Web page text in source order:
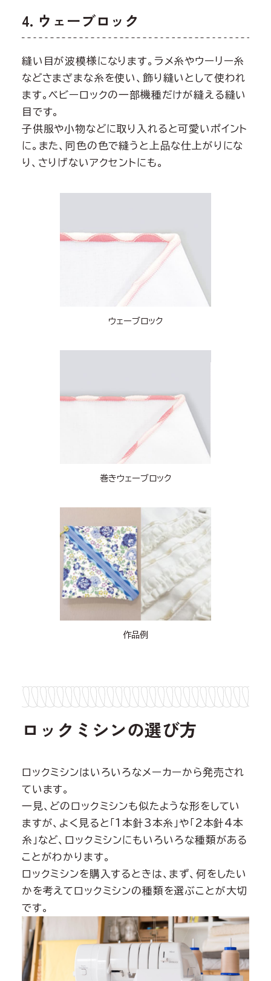
4. ウェーブロック
縫い目が波模様になります。ラメ糸やウーリー糸
などさまざまな糸を使い、飾り縫いとして使われ
ます。ベビーロックの一部機種だけが縫える縫い
目です。
子供服や小物などに取り入れると可愛いポイント
に。また、同色の色で縫うと上品な仕上がりにな
り、さりげないアクセントにも。
ウェーブロック
巻きウェーブロック
作品例
ロックミシンの選び方
ロックミシンはいろいろなメーカーから発売され
ています。
一見、どのロックミシンも似たような形をしてい
ますが、よく見ると「1本針3本糸」や「2本針4本
糸」など、ロックミシンにもいろいろな種類がある
ことがわかります。
ロックミシンを購入するときは、まず、何をしたい
かを考えてロックミシンの種類を選ぶことが大切
です。